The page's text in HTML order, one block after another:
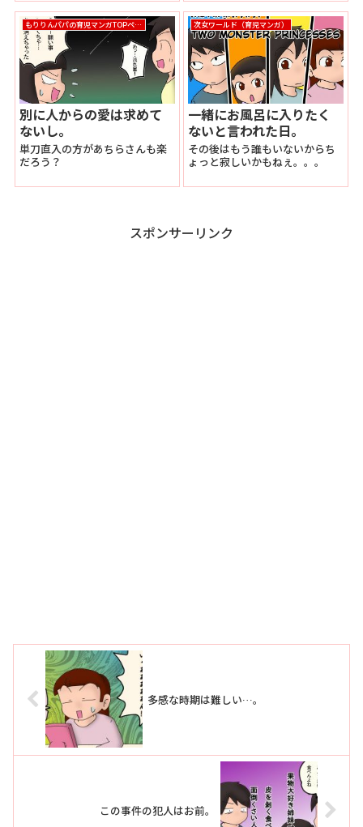
こねるとこんなに飛び跳ねる...
もりりんパパの育児マンガTOPページ
別に人からの愛は求めて
ないし。
単刀直入の方があちらさんも楽
だろう？
次女ワールド（育児マンガ）
一緒にお風呂に入りたく
ないと言われた日。
その後はもう誰もいないからち
ょっと寂しいかもねぇ。。。
スポンサーリンク
多感な時期は難しい…。
この事件の犯人はお前。